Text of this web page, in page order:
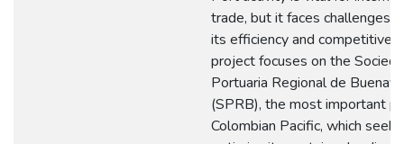
trade, but it faces challenges
its efficiency and
project focuses on the
Portuaria Regional de
(SPRB), the most important
Colombian Pacific, which